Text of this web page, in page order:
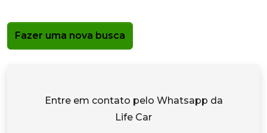
Fazer uma nova busca
Entre em contato pelo Whatsapp da
Life Car